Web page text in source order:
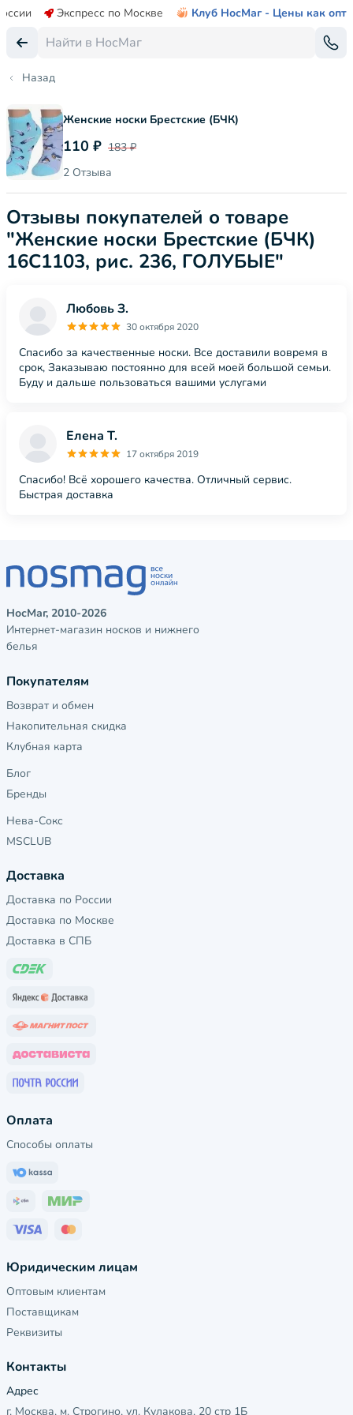
Экспресс по Москве Клуб НосМаг - Цены как опт
Назад
Женские носки Брестские (БЧК)
110 ₽ 183 ₽
2 Отзыва
Отзывы покупателей о товаре
"Женские носки Брестские (БЧК)
16С1103, рис. 236, ГОЛУБЫЕ"
Любовь З.
30 октября 2020
Спасибо за качественные носки. Все доставили вовремя в
срок, Заказываю постоянно для всей моей большой семьи.
Буду и дальше пользоваться вашими услугами
Елена Т.
17 октября 2019
Спасибо! Всё хорошего качества. Отличный сервис.
Быстрая доставка
НосМаг, 2010-2026
Интернет-магазин носков и нижнего
белья
Покупателям
Возврат и обмен
Накопительная скидка
Клубная карта
Блог
Бренды
Нева-Сокс
MSCLUB
Доставка
Доставка по России
Доставка по Москве
Доставка в СПБ
Оплата
Способы оплаты
Юридическим лицам
Оптовым клиентам
Поставщикам
Реквизиты
Контакты
Адрес
г. Москва, м. Строгино, ул. Кулакова, 20 стр 1Б